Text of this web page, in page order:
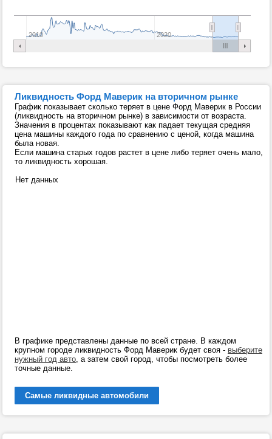
2010 2020
Ликвидность Форд Маверик на вторичном рынке
График показывает сколько теряет в цене Форд Маверик в России
(ликвидность на вторичном рынке) в зависимости от возраста.
Значения в процентах показывают как падает текущая средняя
цена машины каждого года по сравнению с ценой, когда машина
была новая.
Если машина старых годов растет в цене либо теряет очень мало,
то ликвидность хорошая.
Нет данных
В графике представлены данные по всей стране. В каждом
крупном городе ликвидность Форд Маверик будет своя - выберите
нужный год авто, а затем свой город, чтобы посмотреть более
точные данные.
Самые ликвидные автомобили